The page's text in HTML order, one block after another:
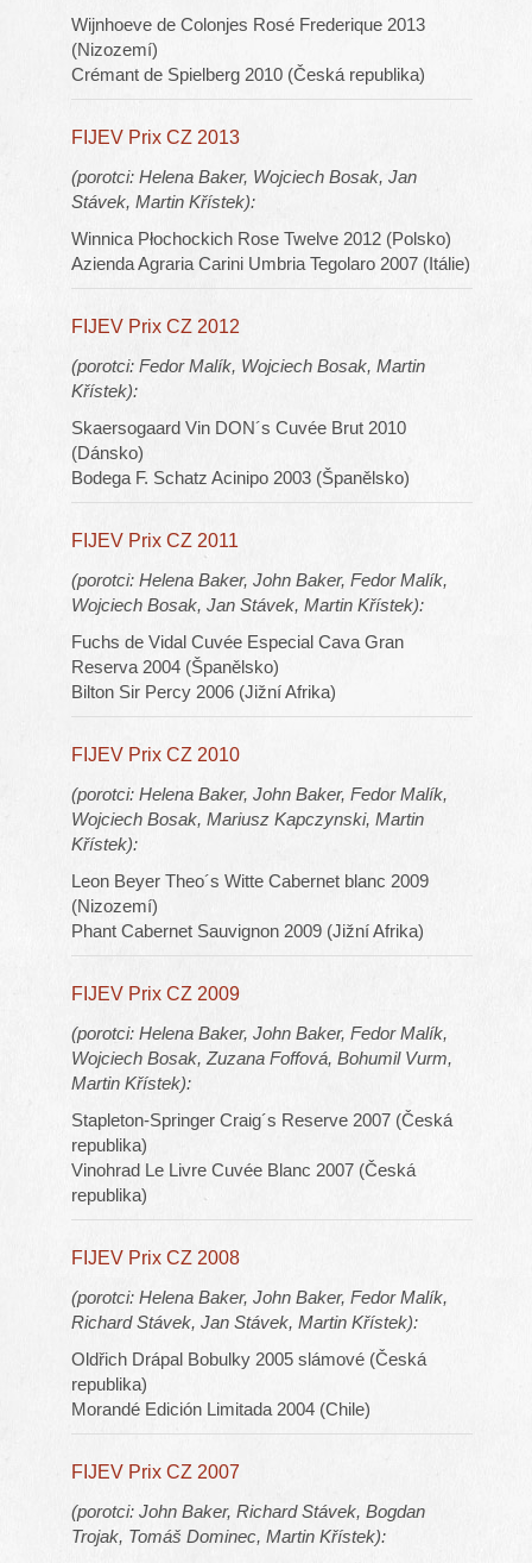
Wijnhoeve de Colonjes Rosé Frederique 2013
(Nizozemí)
Crémant de Spielberg 2010 (Česká republika)
FIJEV Prix CZ 2013
(porotci: Helena Baker, Wojciech Bosak, Jan
Stávek, Martin Křístek):
Winnica Płochockich Rose Twelve 2012 (Polsko)
Azienda Agraria Carini Umbria Tegolaro 2007 (Itálie)
FIJEV Prix CZ 2012
(porotci: Fedor Malík, Wojciech Bosak, Martin
Křístek):
Skaersogaard Vin DON´s Cuvée Brut 2010
(Dánsko)
Bodega F. Schatz Acinipo 2003 (Španělsko)
FIJEV Prix CZ 2011
(porotci: Helena Baker, John Baker, Fedor Malík,
Wojciech Bosak, Jan Stávek, Martin Křístek):
Fuchs de Vidal Cuvée Especial Cava Gran
Reserva 2004 (Španělsko)
Bilton Sir Percy 2006 (Jižní Afrika)
FIJEV Prix CZ 2010
(porotci: Helena Baker, John Baker, Fedor Malík,
Wojciech Bosak, Mariusz Kapczynski, Martin
Křístek):
Leon Beyer Theo´s Witte Cabernet blanc 2009
(Nizozemí)
Phant Cabernet Sauvignon 2009 (Jižní Afrika)
FIJEV Prix CZ 2009
(porotci: Helena Baker, John Baker, Fedor Malík,
Wojciech Bosak, Zuzana Foffová, Bohumil Vurm,
Martin Křístek):
Stapleton-Springer Craig´s Reserve 2007 (Česká
republika)
Vinohrad Le Livre Cuvée Blanc 2007 (Česká
republika)
FIJEV Prix CZ 2008
(porotci: Helena Baker, John Baker, Fedor Malík,
Richard Stávek, Jan Stávek, Martin Křístek):
Oldřich Drápal Bobulky 2005 slámové (Česká
republika)
Morandé Edición Limitada 2004 (Chile)
FIJEV Prix CZ 2007
(porotci: John Baker, Richard Stávek, Bogdan
Trojak, Tomáš Dominec, Martin Křístek):